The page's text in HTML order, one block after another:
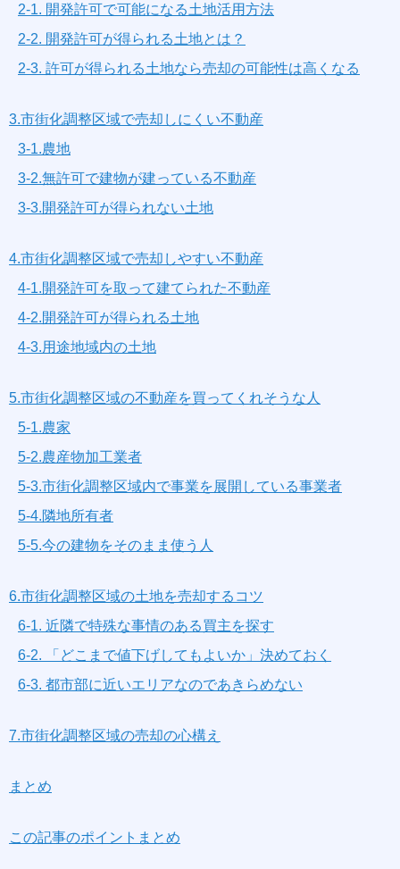
2-1. 開発許可で可能になる土地活用方法
2-2. 開発許可が得られる土地とは？
2-3. 許可が得られる土地なら売却の可能性は高くなる
3.市街化調整区域で売却しにくい不動産
3-1.農地
3-2.無許可で建物が建っている不動産
3-3.開発許可が得られない土地
4.市街化調整区域で売却しやすい不動産
4-1.開発許可を取って建てられた不動産
4-2.開発許可が得られる土地
4-3.用途地域内の土地
5.市街化調整区域の不動産を買ってくれそうな人
5-1.農家
5-2.農産物加工業者
5-3.市街化調整区域内で事業を展開している事業者
5-4.隣地所有者
5-5.今の建物をそのまま使う人
6.市街化調整区域の土地を売却するコツ
6-1. 近隣で特殊な事情のある買主を探す
6-2. 「どこまで値下げしてもよいか」決めておく
6-3. 都市部に近いエリアなのであきらめない
7.市街化調整区域の売却の心構え
まとめ
この記事のポイントまとめ